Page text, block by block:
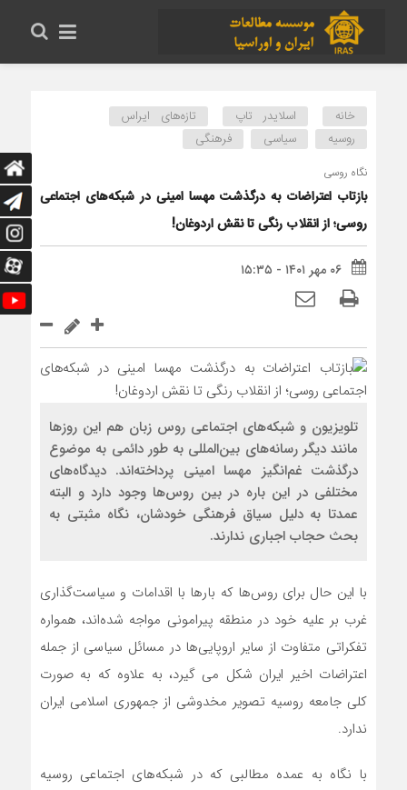
خانه اسلایدر تاپ
تازه‌های ایراس
روسیه
سیاسی فرهنگی
نگاه روسی
بازتاب اعتراضات به درگذشت مهسا امینی در شبکه‌های اجتماعی
روسی؛ از انقلاب رنگی تا نقش اردوغان!
۰۶ مهر ۱۴۰۱ - ۱۵:۳۵
تلویزیون و شبکه‌های اجتماعی روس زبان هم این روزها
مانند دیگر رسانه‌های بین‌المللی به طور دائمی به موضوع
درگذشت غم‌انگیز مهسا امینی پرداخته‌اند. دیدگاه‌های
مختلفی در این باره در بین روس‌ها وجود دارد و البته
عمدتا به دلیل سیاق فرهنگی خودشان، نگاه مثبتی به
بحث حجاب اجباری ندارند.
با این حال برای روس‌ها که بارها با اقدامات و سیاست‌گذاری
غرب بر علیه خود در منطقه پیرامونی مواجه شده‌اند، همواره
تفکراتی متفاوت از سایر اروپایی‌ها در مسائل سیاسی از جمله
اعتراضات اخیر ایران شکل می گیرد، به علاوه که به صورت
کلی جامعه روسیه تصویر مخدوشی از جمهوری اسلامی ایران
ندارد.
با نگاه به عمده مطالبی که در شبکه‌های اجتماعی روسیه